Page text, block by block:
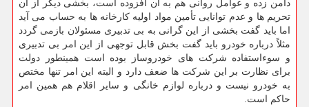
دامن زده و عوامل روانی هم به آن افزوده است، بخشی دیگر از آن
تحریم ها و عدم توانایی تأمین مواد اولیه كارخانه ها به حساب می آید
اما باید گفت بخشی از این گرانی به بی تدبیری مسئولان بازمی گردد
مثلاً درباره خودرو باید گفت بخش قابل توجهی از این امر بی تدبیری
و سوءاستفاده شركت های خودروساز بوده است همینطور دولت
برای نظارت بر این شركت ها ضعف دارد و البته این امر تنها مختص
به خودرو نیست و درباره لوازم خانگی و سایر اقلام هم همین امر
حاكم است.